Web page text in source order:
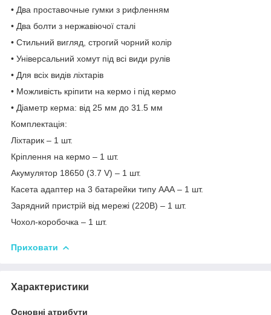
• Два проставочные гумки з рифленням
• Два болти з нержавіючої сталі
• Стильний вигляд, строгий чорний колір
• Універсальний хомут під всі види рулів
• Для всіх видів ліхтарів
• Можливість кріпити на кермо і під кермо
• Діаметр керма: від 25 мм до 31.5 мм
Комплектація:
Ліхтарик – 1 шт.
Кріплення на кермо – 1 шт.
Акумулятор 18650 (3.7 V) – 1 шт.
Касета адаптер на 3 батарейки типу ААА – 1 шт.
Зарядний пристрій від мережі (220В) – 1 шт.
Чохол-коробочка – 1 шт.
Приховати
Характеристики
Основні атрибути